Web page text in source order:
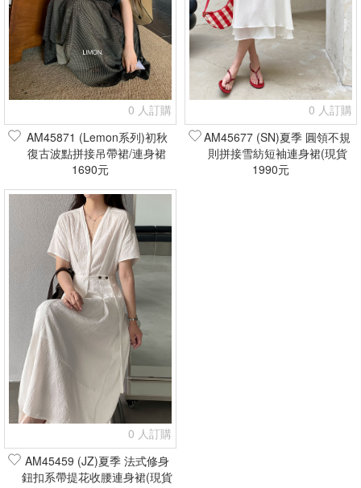
0 人訂購
AM45871 (Lemon系列)初秋
復古波點拼接吊帶裙/連身裙
(現貨+預購)
1690元
0 人訂購
AM45677 (SN)夏季 圓領不規
則拼接雪紡短袖連身裙(現貨
+預購)
1990元
0 人訂購
AM45459 (JZ)夏季 法式修身
鈕扣系帶提花收腰連身裙(現貨